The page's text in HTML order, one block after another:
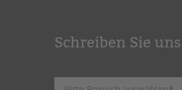
Schreiben Sie